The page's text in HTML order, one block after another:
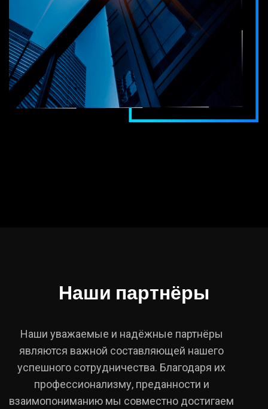
Наши партнёры
Наши уважаемые и надёжные партнёры
являются важной составляющей нашего
успешного сотрудничества. Благодаря их
профессионализму, преданности и
взаимопониманию мы совместно достигаем